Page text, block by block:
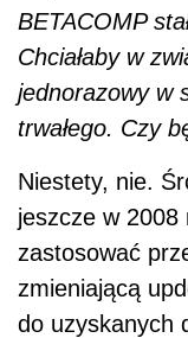
BETACOMP
Chciałaby w
jednorazowy w
trwałego. Czy
Niestety, nie.
jeszcze w
zastosować
zmieniającą
do uzyskanych